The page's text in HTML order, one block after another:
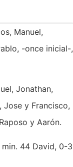
Manuel,
-once inicial-,
Jonathan,
Jose y Francisco,
y Aarón.
44 David, 0-3